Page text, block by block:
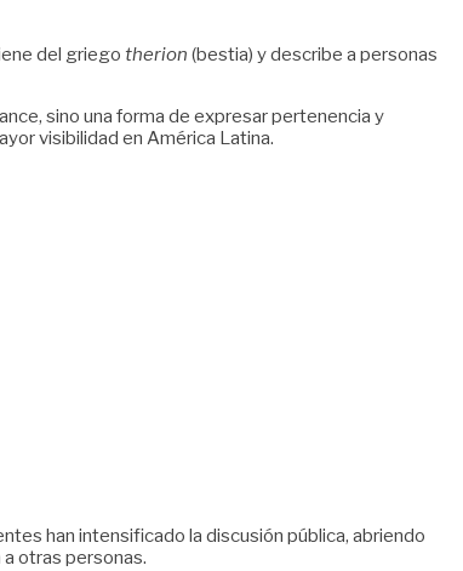
del griego therion (bestia) y describe a personas
sino una forma de expresar pertenencia y
visibilidad en América Latina.
han intensificado la discusión pública, abriendo
otras personas.